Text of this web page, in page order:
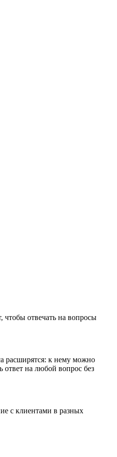
чтобы отвечать на вопросы
расширятся: к нему можно
ответ на любой вопрос без
с клиентами в разных